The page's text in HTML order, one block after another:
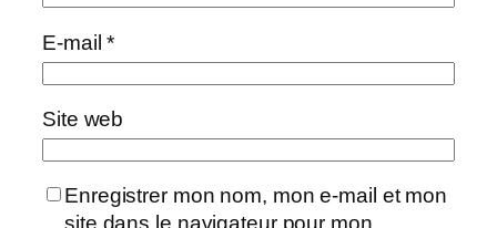
E-mail*
Site web
Enregistrer mon nom, mon e-mail et mon
site dans le navigateur pour mon